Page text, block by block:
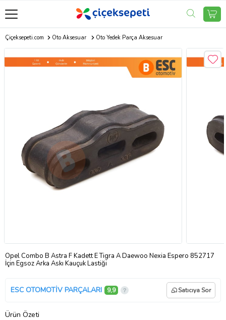
Çiçeksepeti.com Oto Aksesuar Oto Yedek Parça Aksesuar
Opel Combo B Astra F Kadett E Tigra A Daewoo Nexia Espero 852717
İçin Egsoz Arka Askı Kauçuk Lastiği
ESC OTOMOTİV PARÇALARI 9,9 Satıcıya Sor
Ürün Özeti